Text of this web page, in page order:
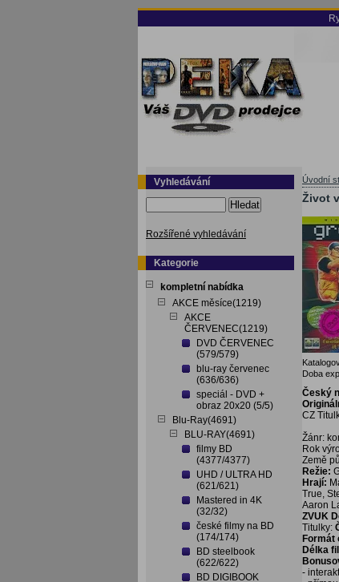
Vyhledávání
Hledat
Rozšířené vyhledávání
Kategorie
kompletní nabídka
AKCE měsíce(1219)
AKCE
ČERVENEC(1219)
DVD ČERVENEC
(579/579)
blu-ray červenec
(636/636)
speciál - DVD +
obraz 20x20 (5/5)
Blu-Ray(4691)
BLU-RAY(4691)
filmy BD
(4377/4377)
UHD / ULTRA HD
(621/621)
Mastered in 4K
(32/32)
české filmy na BD
(174/174)
BD steelbook
(622/622)
BD DIGIBOOK
Úvodní
Život
Doba
Český
CZ
Žánr:
Rok
Země
Režie:
Hrají:
True,
Aaron
ZVUK
Titulky:
Formát
Délka
-